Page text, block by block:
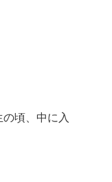
頃、中に入